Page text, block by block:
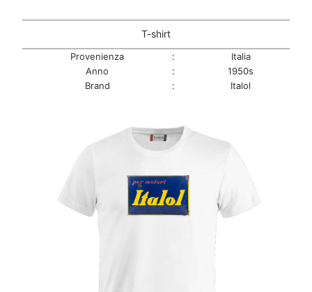
T-shirt
Provenienza :
Italia
Anno
:
1950s
Brand
: Italol